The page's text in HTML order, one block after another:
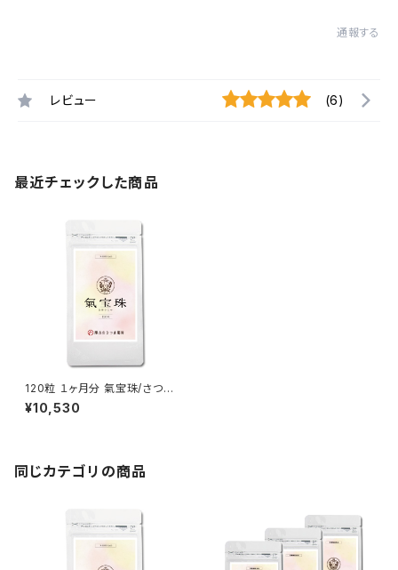
通報する
レビュー (6)
最近チェックした商品
120粒 １ヶ月分 氣宝珠/さつま
薬局オリジナル
¥10,530
同じカテゴリの商品